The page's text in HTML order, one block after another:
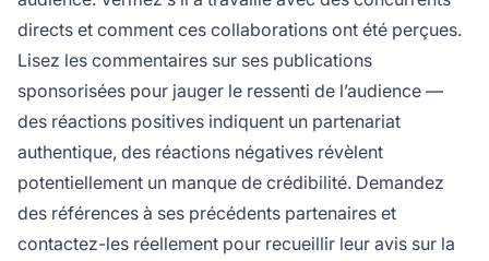
directs et comment ces collaborations ont été perçues.
Lisez les commentaires sur ses publications
sponsorisées pour jauger le ressenti de l’audience —
des réactions positives indiquent un partenariat
authentique, des réactions négatives révèlent
potentiellement un manque de crédibilité. Demandez
des références à ses précédents partenaires et
contactez-les réellement pour recueillir leur avis sur la